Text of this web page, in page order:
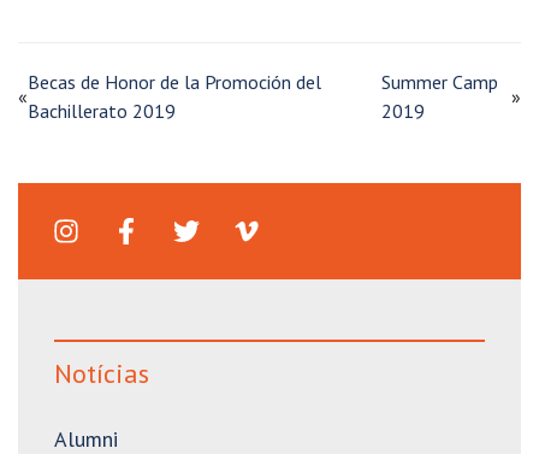
«
Becas de Honor de la Promoción del
Bachillerato 2019
Summer Camp
2019
»
Notícias
Alumni